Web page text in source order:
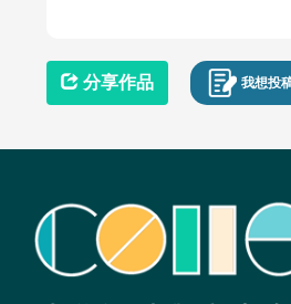
分享作品 我想投